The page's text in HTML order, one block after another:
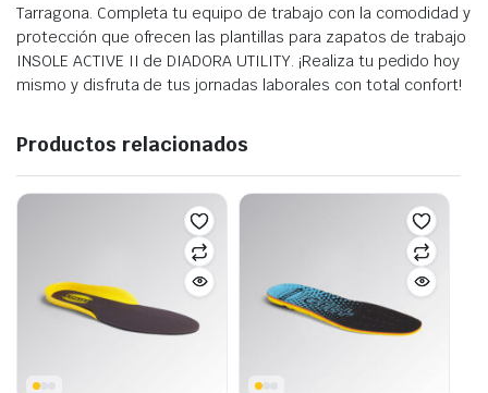
Tarragona. Completa tu equipo de trabajo con la comodidad y
protección que ofrecen las plantillas para zapatos de trabajo
INSOLE ACTIVE II de DIADORA UTILITY. ¡Realiza tu pedido hoy
mismo y disfruta de tus jornadas laborales con total confort!
Productos relacionados